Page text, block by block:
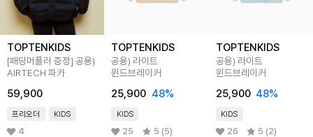
TOPTENKIDS
[패딩머플러 증정] 공용)
AIRTECH 파카
59,900
프리오더 KIDS
4
TOPTENKIDS
공용) 라이트
윈드브레이커
25,900 48%
KIDS
25 5 (5)
TOPTENKIDS
공용) 라이트
윈드브레이커
25,900 48%
KIDS
26 5 (2)